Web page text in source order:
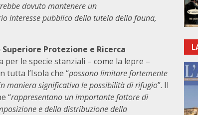
dovuto mantenere un
interesse pubblico della tutela della fauna,
Protezione e Ricerca
per le specie stanziali – come la lepre –
tutta l’Isola che “possono limitare fortemente
maniera significativa le possibilità di rifugio”. Il
“rappresentano un importante fattore di
e della distribuzione della